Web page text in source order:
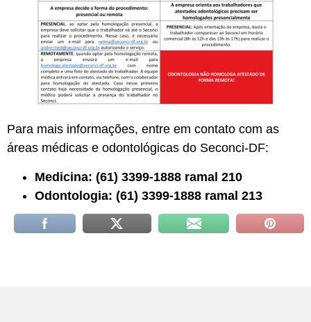
Para mais informações, entre em contato com as
áreas médicas e odontológicas do Seconci-DF:
Medicina: (61) 3399-1888 ramal 210
Odontologia: (61) 3399-1888 ramal 213